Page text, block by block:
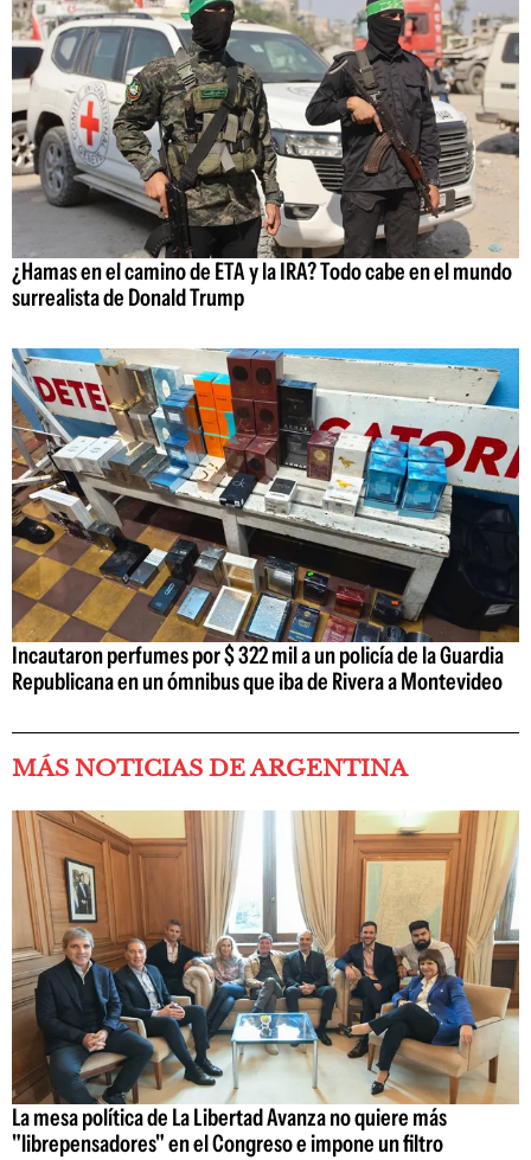
¿Hamas en el camino de ETA y la IRA? Todo cabe en el mundo
surrealista de Donald Trump
Incautaron perfumes por $ 322 mil a un policía de la Guardia
Republicana en un ómnibus que iba de Rivera a Montevideo
MÁS NOTICIAS DE ARGENTINA
La mesa política de La Libertad Avanza no quiere más
"librepensadores" en el Congreso e impone un filtro